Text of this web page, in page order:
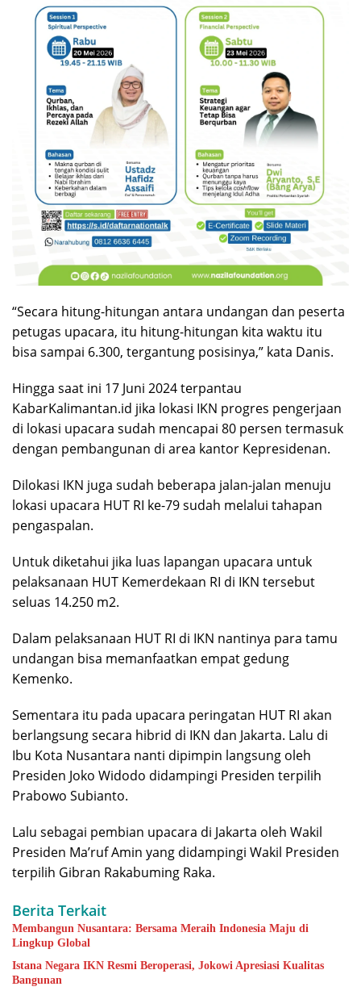
“Secara hitung-hitungan antara undangan dan peserta
petugas upacara, itu hitung-hitungan kita waktu itu
bisa sampai 6.300, tergantung posisinya,” kata Danis.
Hingga saat ini 17 Juni 2024 terpantau
KabarKalimantan.id jika lokasi IKN progres pengerjaan
di lokasi upacara sudah mencapai 80 persen termasuk
dengan pembangunan di area kantor Kepresidenan.
Dilokasi IKN juga sudah beberapa jalan-jalan menuju
lokasi upacara HUT RI ke-79 sudah melalui tahapan
pengaspalan.
Untuk diketahui jika luas lapangan upacara untuk
pelaksanaan HUT Kemerdekaan RI di IKN tersebut
seluas 14.250 m2.
Dalam pelaksanaan HUT RI di IKN nantinya para tamu
undangan bisa memanfaatkan empat gedung
Kemenko.
Sementara itu pada upacara peringatan HUT RI akan
berlangsung secara hibrid di IKN dan Jakarta. Lalu di
Ibu Kota Nusantara nanti dipimpin langsung oleh
Presiden Joko Widodo didampingi Presiden terpilih
Prabowo Subianto.
Lalu sebagai pembian upacara di Jakarta oleh Wakil
Presiden Ma’ruf Amin yang didampingi Wakil Presiden
terpilih Gibran Rakabuming Raka.
Berita Terkait
Membangun Nusantara: Bersama Meraih Indonesia Maju di
Lingkup Global
Istana Negara IKN Resmi Beroperasi, Jokowi Apresiasi Kualitas
Bangunan